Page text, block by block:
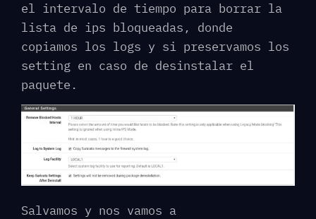
el intervalo de tiempo para borrar la
lista de ips bloqueadas, donde
copiamos los logs y si preservamos los
setting en caso de desinstalar el
paquete.
Salvamos y nos vamos a